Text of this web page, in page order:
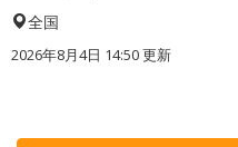
全国
2026年8月4日 14:50更新